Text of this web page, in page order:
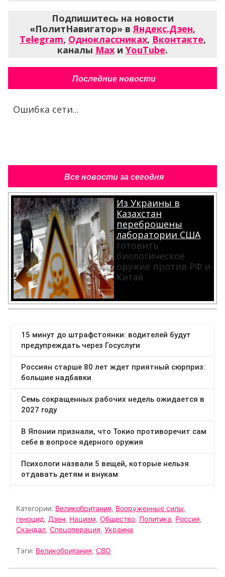
Подпишитесь на новости
«ПолитНавигатор» в Яндекс.Дзен,
Telegram, Одноклассниках, Вконтакте,
каналы Max и YouTube.
Последние новости
Ошибка сети...
Все новости за сегодня
Из Украины в
Казахстан
переброшены
лаборатории США
готовить
биологическое
оружие против РФ и
Китая
Категории: Великобритания, Вооруженные силы,
геноцид, Дзен, Нацизм, Общество, Политика, Россия,
Скандал, Спецоперация, Украина
Тэги: Великобритания, СВО